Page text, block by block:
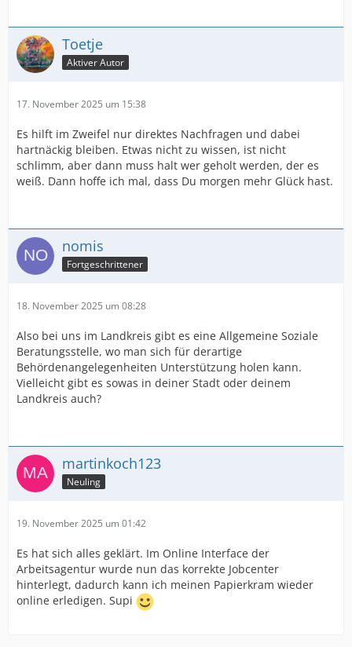
Toetje
Aktiver Autor
17. November 2025 um 15:38
Es hilft im Zweifel nur direktes Nachfragen und dabei
hartnäckig bleiben. Etwas nicht zu wissen, ist nicht
schlimm, aber dann muss halt wer geholt werden, der es
weiß. Dann hoffe ich mal, dass Du morgen mehr Glück hast.
nomis
Fortgeschrittener
18. November 2025 um 08:28
Also bei uns im Landkreis gibt es eine Allgemeine Soziale
Beratungsstelle, wo man sich für derartige
Behördenangelegenheiten Unterstützung holen kann.
Vielleicht gibt es sowas in deiner Stadt oder deinem
Landkreis auch?
martinkoch123
Neuling
19. November 2025 um 01:42
Es hat sich alles geklärt. Im Online Interface der
Arbeitsagentur wurde nun das korrekte Jobcenter
hinterlegt, dadurch kann ich meinen Papierkram wieder
online erledigen. Supi